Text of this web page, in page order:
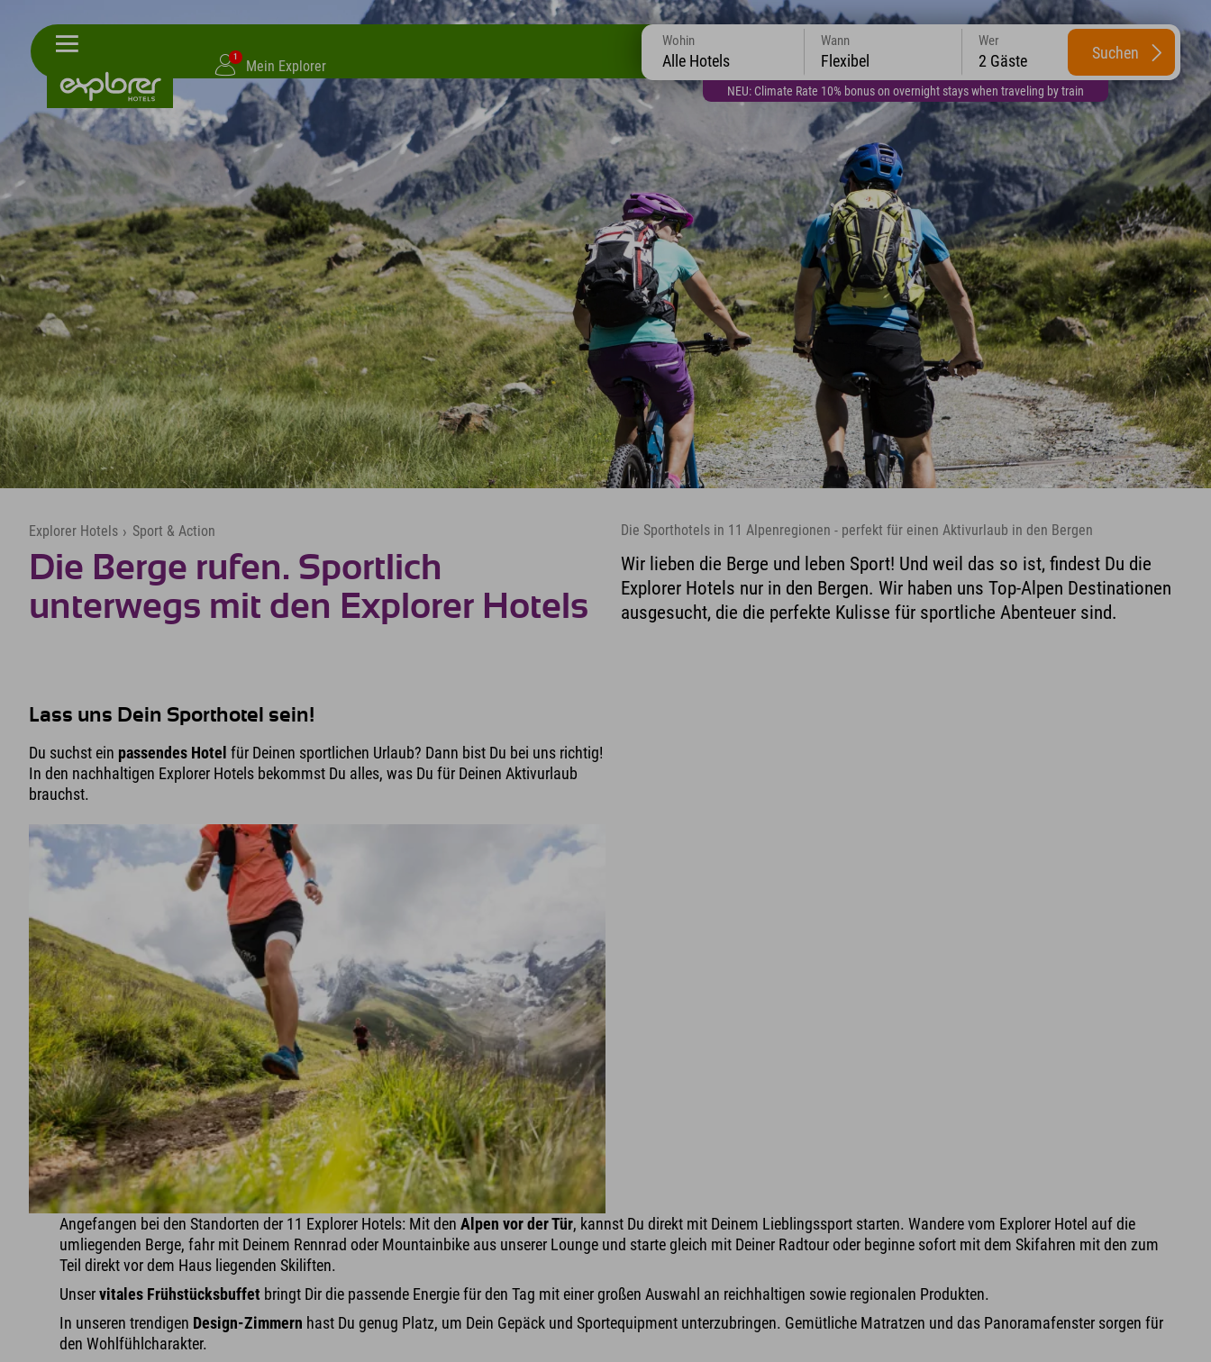
1
Mein Explorer
NEU: Climate Rate 10% bonus on overnight stays when traveling by train
Wohin
Alle Hotels
Wann
Flexibel
Wer
2 Gäste Suchen
Explorer Hotels › Sport & Action
Die Berge rufen. Sportlich
unterwegs mit den Explorer Hotels
Die Sporthotels in 11 Alpenregionen - perfekt für einen Aktivurlaub in den Bergen
Wir lieben die Berge und leben Sport! Und weil das so ist, findest Du die
Explorer Hotels nur in den Bergen. Wir haben uns Top-Alpen Destinationen
ausgesucht, die die perfekte Kulisse für sportliche Abenteuer sind.
Lass uns Dein Sporthotel sein!
Du suchst ein passendes Hotel für Deinen sportlichen Urlaub? Dann bist Du bei uns richtig!
In den nachhaltigen Explorer Hotels bekommst Du alles, was Du für Deinen Aktivurlaub
brauchst.
Angefangen bei den Standorten der 11 Explorer Hotels: Mit denAlpen vor der Tür, kannst Du direkt mit Deinem Lieblingssport starten. Wandere vom Explorer Hotel auf die
umliegenden Berge, fahr mit Deinem Rennrad oder Mountainbike aus unserer Lounge und starte gleich mit Deiner Radtour oder beginne sofort mit dem Skifahren mit den zum
Teil direkt vor dem Haus liegenden Skiliften.
Unservitales Frühstücksbuffet bringt Dir die passende Energie für den Tag mit einer großen Auswahl an reichhaltigen sowie regionalen Produkten.
In unseren trendigen Design-Zimmern hast Du genug Platz, um Dein Gepäck und Sportequipment unterzubringen. Gemütliche Matratzen und das Panoramafenster sorgen für
den Wohlfühlcharakter.